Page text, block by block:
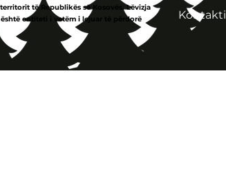
Kontakti
të Republikës së Kosovës. Lëvizja
është entiteti i vetëm i lejuar të përdorë